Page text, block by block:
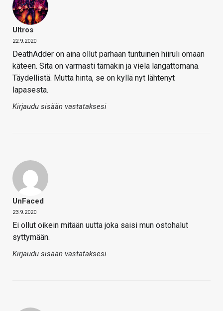
Ultros
22.9.2020
DeathAdder on aina ollut parhaan tuntuinen hiiruli omaan
käteen. Sitä on varmasti tämäkin ja vielä langattomana.
Täydellistä. Mutta hinta, se on kyllä nyt lähtenyt
lapasesta.
Kirjaudu sisään vastataksesi
UnFaced
23.9.2020
Ei ollut oikein mitään uutta joka saisi mun ostohalut
syttymään.
Kirjaudu sisään vastataksesi